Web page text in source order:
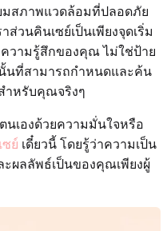
มสภาพแวดล้อมที่ปลอดภัย
วนคินเซย์เป็นเพียงจุดเริ่ม
วามรู้สึกของคุณ ไม่ใช่ป้าย
นที่สามารถกำหนดและค้น
ำหรับคุณจริงๆ
นเองด้วยความมั่นใจหรือ
ย์ เดี๋ยวนี้ โดยรู้ว่าความเป็น
ผลลัพธ์เป็นของคุณเพียงผู้